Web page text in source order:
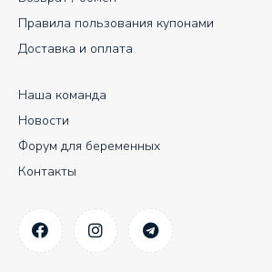
Наша команда
Новости
Форум для беременных
Контакты
Правила пользования купонами
Доставка и оплата